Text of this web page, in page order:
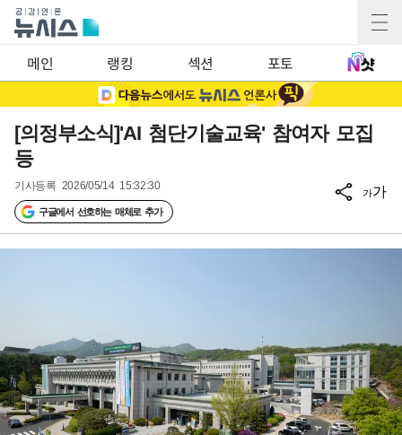
메인 랭킹 섹션 포토
[의정부소식]'AI 첨단기술교육' 참여자 모집
등
기사등록 2026/05/14 15:32:30
구글에서 선호하는 매체로 추가
가가